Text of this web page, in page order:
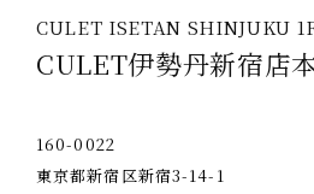
CULET ISETAN SHINJUKU
CULET伊勢丹新宿店
160-0022
東京都新宿区新宿3-14-1